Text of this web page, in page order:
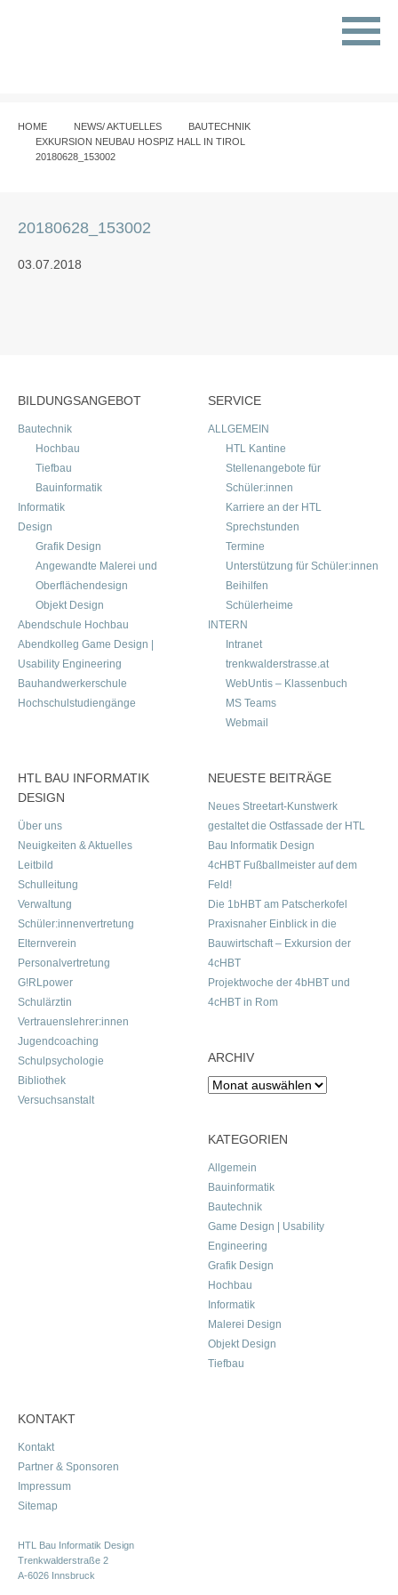
HOME NEWS/ AKTUELLES
BAUTECHNIK
EXKURSION NEUBAU HOSPIZ HALL IN TIROL
20180628_153002
20180628_153002
03.07.2018
BILDUNGSANGEBOT
Bautechnik
Hochbau
Tiefbau
Bauinformatik
Informatik
Design
Grafik Design
Angewandte Malerei und
Oberflächendesign
Objekt Design
Abendschule Hochbau
Abendkolleg Game Design |
Usability Engineering
Bauhandwerkerschule
Hochschulstudiengänge
SERVICE
ALLGEMEIN
HTL Kantine
Stellenangebote für
Schüler:innen
Karriere an der HTL
Sprechstunden
Termine
Unterstützung für Schüler:innen
Beihilfen
Schülerheime
INTERN
Intranet
trenkwalderstrasse.at
WebUntis – Klassenbuch
MS Teams
Webmail
HTL BAU INFORMATIK
DESIGN
Über uns
Neuigkeiten & Aktuelles
Leitbild
Schulleitung
Verwaltung
Schüler:innenvertretung
Elternverein
Personalvertretung
G!RLpower
Schulärztin
Vertrauenslehrer:innen
Jugendcoaching
Schulpsychologie
Bibliothek
Versuchsanstalt
NEUESTE BEITRÄGE
Neues Streetart-Kunstwerk
gestaltet die Ostfassade der HTL
Bau Informatik Design
4cHBT Fußballmeister auf dem
Feld!
Die 1bHBT am Patscherkofel
Praxisnaher Einblick in die
Bauwirtschaft – Exkursion der
4cHBT
Projektwoche der 4bHBT und
4cHBT in Rom
ARCHIV
Archiv
KATEGORIEN
Allgemein
Bauinformatik
Bautechnik
Game Design | Usability
Engineering
Grafik Design
Hochbau
Informatik
Malerei Design
Objekt Design
Tiefbau
KONTAKT
Kontakt
Partner & Sponsoren
Impressum
Sitemap
HTL Bau Informatik Design
Trenkwalderstraße 2
A-6026 Innsbruck